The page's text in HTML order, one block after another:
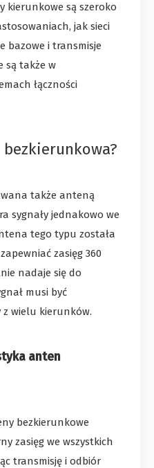
kierunkowe są szeroko
jak sieci
bazowe i transmisje
są także w
łączności
także anteną
sygnały jednakowo we
tego typu została
zasięg 360
nadaje się do
musi być
z wielu kierunków.
anten
bezkierunkowe
zasięg we wszystkich
transmisję i odbiór